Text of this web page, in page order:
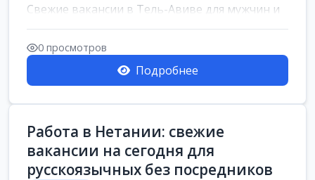
Свежие вакансии в Тель-Авиве для мужчин и
женщин от хозя...
0 просмотров
Подробнее
Работа в Нетании: свежие
вакансии на сегодня для
русскоязычных без посредников